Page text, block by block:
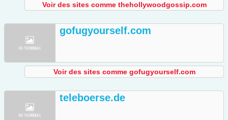
Voir des sites comme thehollywoodgossip.com
gofugyourself.com
Voir des sites comme gofugyourself.com
teleboerse.de